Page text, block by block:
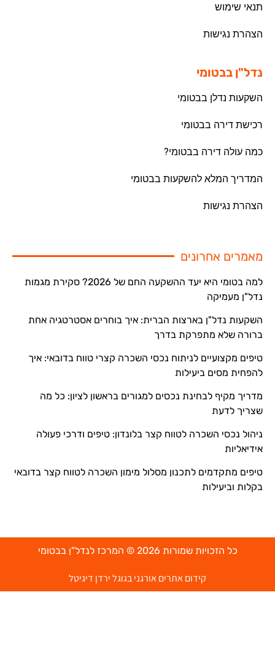
תנאי שימוש
הצהרת נגישות
נדל"ן בבטומי
השקעות נדלן בבטומי
רכישת דירה בבטומי
כמה עולה דירה בבטומי?
המדריך המלא להשקעות בבטומי
הצהרת נגישות
מאמרים אחרונים
למה בטומי היא יעד ההשקעה החם של 2026? סקירת מגמות
נדל"ן מעמיקה
השקעות נדל"ן בארצות הברית: איך בוחרים אסטרטגיה אחת
ברורה שלא מתפרקת בדרך
טיפים מקצועיים לניתוח נכסי השכרה קצרי טווח בדובאי: איך
להפחית מסים ביעילות
מדריך מקיף לבחינת נכסים למגורים בראשון לציון: כל מה
שצריך לדעת
ניהול נכסי השכרה לטווח קצר בלונדון: טיפים ודרכי פעולה
אידיאליות
טיפים מתקדמים לתכנון מסלול מימון השכרה לטווח קצר בדובאי
בקלות וביעילות
כל הזכויות שמורות 2026 © המרכז לנדל"ן בבטומי
קידום אתרים אורגני בגוגל ירדן דיגיטל